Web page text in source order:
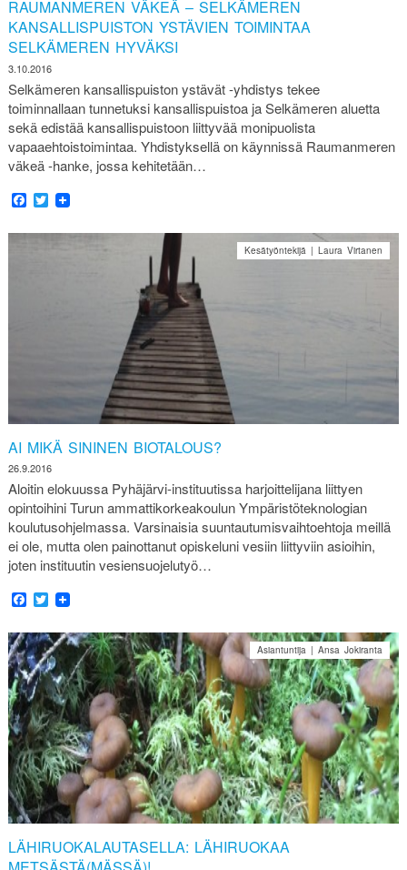
RAUMANMEREN VÄKEÄ – SELKÄMEREN
KANSALLISPUISTON YSTÄVIEN TOIMINTAA
SELKÄMEREN HYVÄKSI
3.10.2016
Selkämeren kansallispuiston ystävät -yhdistys tekee
toiminnallaan tunnetuksi kansallispuistoa ja Selkämeren aluetta
sekä edistää kansallispuistoon liittyvää monipuolista
vapaaehtoistoimintaa. Yhdistyksellä on käynnissä Raumanmeren
väkeä -hanke, jossa kehitetään…
Facebook
Twitter
AI MIKÄ SININEN BIOTALOUS?
26.9.2016
Kesätyöntekijä | Laura Virtanen
Aloitin elokuussa Pyhäjärvi-instituutissa harjoittelijana liittyen
opintoihini Turun ammattikorkeakoulun Ympäristöteknologian
koulutusohjelmassa. Varsinaisia suuntautumisvaihtoehtoja meillä
ei ole, mutta olen painottanut opiskeluni vesiin liittyviin asioihin,
joten instituutin vesiensuojelutyö…
Facebook
Twitter
LÄHIRUOKALAUTASELLA: LÄHIRUOKAA
Asiantuntija | Ansa Jokiranta